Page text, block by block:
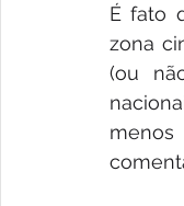
É fato
zona
(ou